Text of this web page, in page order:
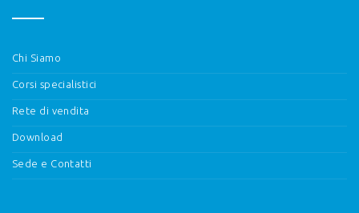
Chi Siamo
Corsi specialistici
Rete di vendita
Download
Sede e Contatti